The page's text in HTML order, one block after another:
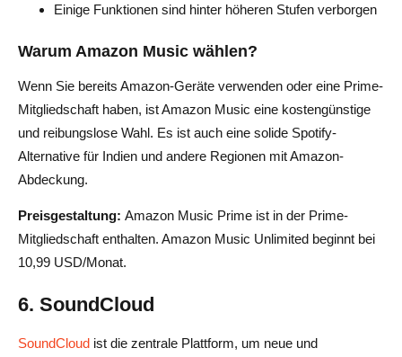
Einige Funktionen sind hinter höheren Stufen verborgen
Warum Amazon Music wählen?
Wenn Sie bereits Amazon-Geräte verwenden oder eine Prime-
Mitgliedschaft haben, ist Amazon Music eine kostengünstige
und reibungslose Wahl. Es ist auch eine solide Spotify-
Alternative für Indien und andere Regionen mit Amazon-
Abdeckung.
Preisgestaltung: Amazon Music Prime ist in der Prime-
Mitgliedschaft enthalten. Amazon Music Unlimited beginnt bei
10,99 USD/Monat.
6. SoundCloud
SoundCloud ist die zentrale Plattform, um neue und